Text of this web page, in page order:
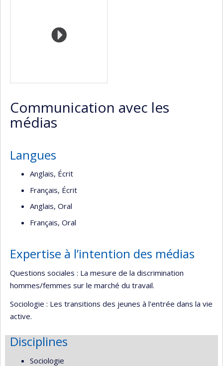
Communication avec les
médias
Langues
Anglais, Écrit
Français, Écrit
Anglais, Oral
Français, Oral
Expertise à l’intention des médias
Questions sociales : La mesure de la discrimination
hommes/femmes sur le marché du travail.
Sociologie : Les transitions des jeunes à l'entrée dans la vie
active.
Disciplines
Sociologie